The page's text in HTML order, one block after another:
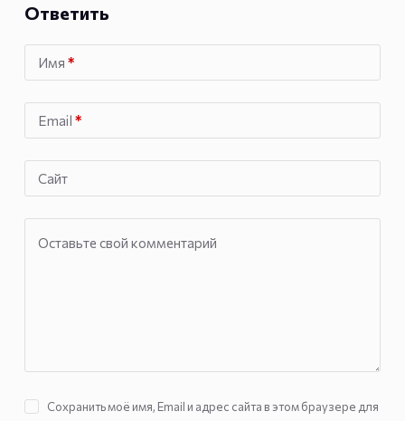
Ответить
Имя *
Email *
Сайт
Оставьте свой комментарий
Сохранить моё имя, Email и адрес сайта в этом браузере для